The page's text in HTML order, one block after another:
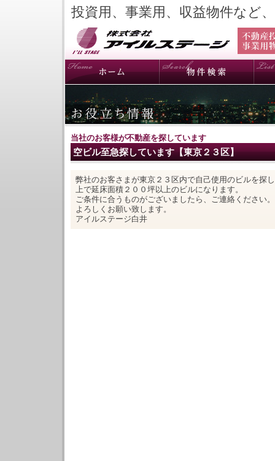
投資用、事業用、収益物件など
当社のお客様が不動産を探しています
空ビル至急探しています【東京２３区】
弊社のお客さまが東京２３区内で自己使用のビルを探
上で延床面積２００坪以上のビルになります。
ご条件に合うものがございましたら、ご連絡ください。
よろしくお願い致します。
アイルステージ白井